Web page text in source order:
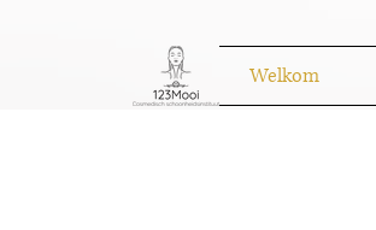
Welkom